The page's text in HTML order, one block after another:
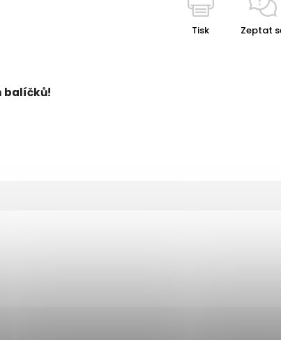
Tisk Zeptat
balíčků!